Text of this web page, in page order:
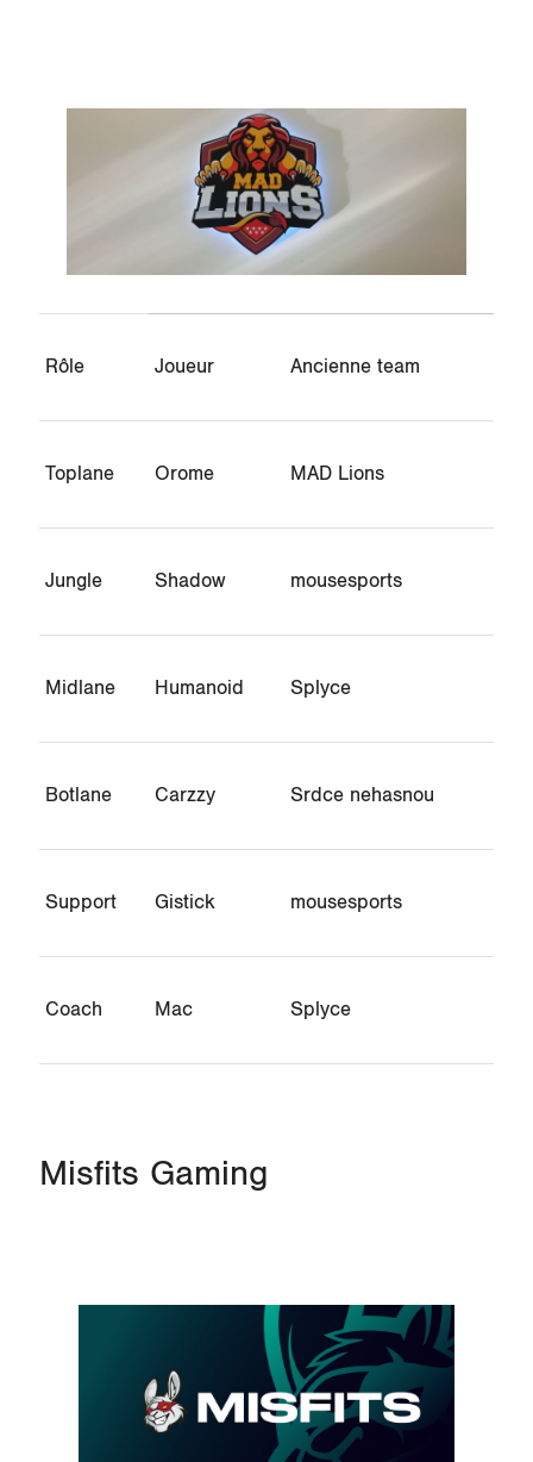
Rôle Joueur Ancienne team
Toplane Orome MAD Lions
Jungle Shadow mousesports
Midlane Humanoid Splyce
Botlane Carzzy Srdce nehasnou
Support Gistick mousesports
Coach Mac Splyce
Misfits Gaming